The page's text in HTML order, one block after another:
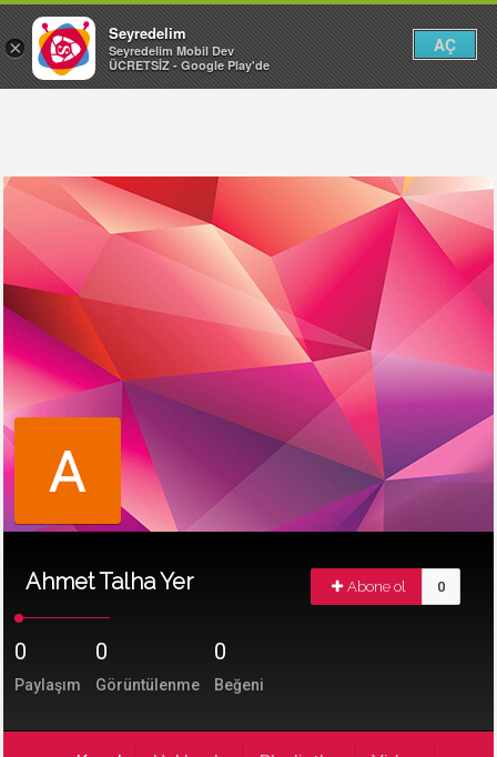
Ahmet Talha Yer Abone ol 0
0
Paylaşım
0
Görüntülenme
0
Beğeni
×
Seyredelim
Seyredelim Mobil Dev
ÜCRETSİZ - Google Play'de
AÇ